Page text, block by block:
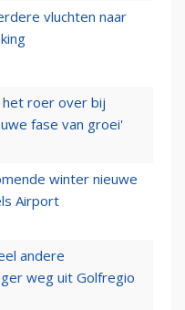
vluchten naar
het roer over bij
fase van groei'
winter nieuwe
Airport
andere
weg uit Golfregio